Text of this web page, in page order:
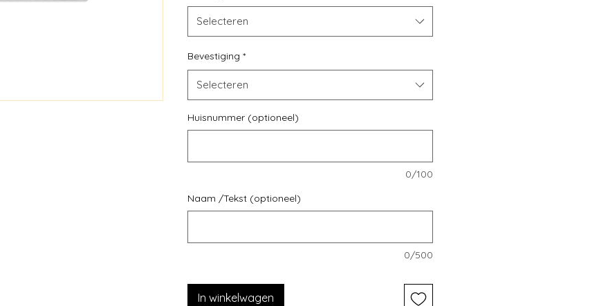
Selecteren
Bevestiging *
Selecteren
Huisnummer (optioneel)
0/100
Naam /Tekst (optioneel)
0/500
In winkelwagen